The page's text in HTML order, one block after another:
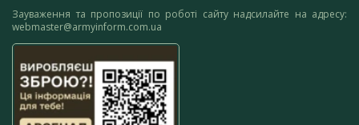
Зауваження та пропозиції по роботі сайту надсилайте на адресу:
webmaster@armyinform.com.ua